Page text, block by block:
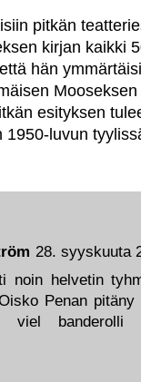
pitkän
kirjan kaikki
hän
esityksen
luvun
28. syyskuuta
noin helvetin
Penan
viel